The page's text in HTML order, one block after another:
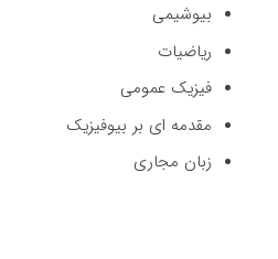
بیوشیمی
ریاضیات
فیزیک عمومی
مقدمه ای بر بیوفیزیک
زبان مجاری